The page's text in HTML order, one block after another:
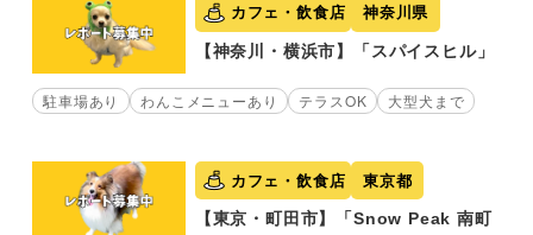
カフェ・飲食店 神奈川県
【神奈川・横浜市】「スパイスヒル」
駐車場あり わんこメニューあり テラスOK 大型犬まで
カフェ・飲食店 東京都
【東京・町田市】「Snow Peak 南町